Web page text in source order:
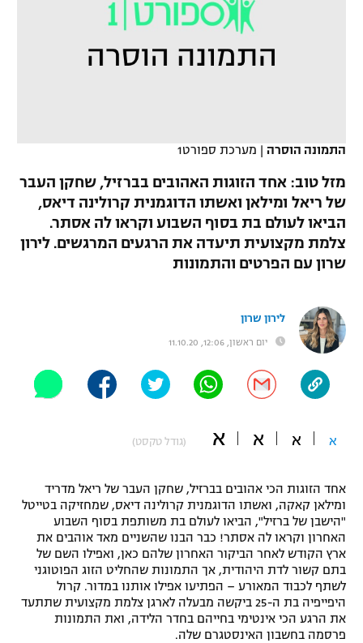
לוח שידורים
ברחבה
"מעל הליגה" – פודקאסט
"מחצית בשכונה" – פודקאסט
משתתפים וזוכים בפרסים
תקנון משתתפים וזוכים בפרסים
תקנון עבור פעילות אלקטרה
תקנון עבור פעילות ספורט 1 – "מרלן"
טניס
גיימינג E-Sports
תנאי שימוש
הפועל תל אביב
הפועל חיפה
הפועל באר שבע
בני יהודה
ליגה הולנדית
ליגה סינית
ליגה ברזילאית
ליגות נוספות
מכבי תל אביב
ג'ודו
אגרוף
UFC
היאבקות WWE
אופניים
ספורט מוטורי
פוטבול אמריקאי NFL
בייסבול MLB
ספורט אתגרי ואקסטרים
אומנויות לחימה
התמונה הוסרה | מערכת ספורט1
מזל טוב: אחד הזוגות האהובים בברזיל, שחקן העבר
של ריאל ומילאן ואשתו הדוגמנית קרולינה דיאס,
הביאו לעולם בת בסוף השבוע וקראו לה אסתר.
צלמת מקצועית תיעדה את הרגעים המרגשים. לירון
שרון עם הפרטים והתמונות
לירון שרון
יום ראשון, 12:06, 11.10.20
א א א א (גודל טקסט)
אחד הזוגות הכי אהובים בברזיל, שחקן העבר של ריאל מדריד
ומילאן קאקה, ואשתו הדוגמנית קרולינה דיאס, שמחזיקה בטייטל
"הישבן של ברזיל", הביאו לעולם בת משותפת בסוף השבוע
האחרון וקראו לה אסתר! כבר הבנו שהשניים מאד אוהבים את
ארץ הקודש לאחר הביקור האחרון שלהם כאן, ואפילו השם של
בתם קשור לדת היהודית, אך התמונות שהחליט הזוג הפוטוגני
לשתף לכבוד המאורע – הפתיעו אפילו אותנו במדור. קרול
היפייפיה בת ה-25 ביקשה מבעלה לארגן צלמת מקצועית שתתעד
את הרגע הכי אינטימי בחייהם בחדר הלידה, ואת התמונות
פרסמה בחשבון האינסטגרם שלה.